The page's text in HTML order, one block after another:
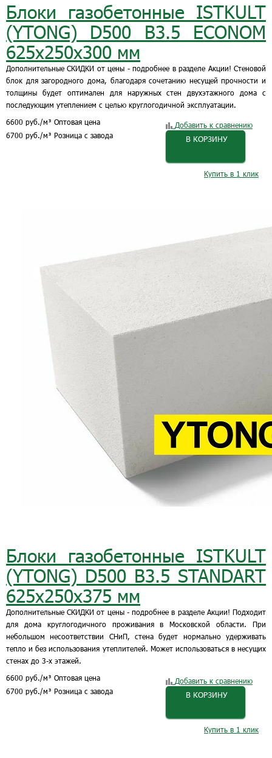
Блоки газобетонные ISTKULT
(YTONG) D500 B3.5 ECONOM
625х250х300 мм
Дополнительные СКИДКИ от цены - подробнее в разделе Акции! Стеновой
блок для загородного дома, благодаря сочетанию несущей прочности и
толщины будет оптимален для наружных стен двухэтажного дома с
последующим утеплением с целью круглогодичной эксплуатации.
6600 руб./м³ Оптовая цена
6700 руб./м³ Розница с завода
Добавить к сравнению
В КОРЗИНУ
Купить в 1 клик
Блоки газобетонные ISTKULT
(YTONG) D500 B3.5 STANDART
625х250х375 мм
Дополнительные СКИДКИ от цены - подробнее в разделе Акции! Подходит
для дома круглогодичного проживания в Московской области. При
небольшом несоответствии СНиП, стена будет нормально удерживать
тепло и без использования утеплителей. Может использоваться в несущих
стенах до 3-х этажей.
6600 руб./м³ Оптовая цена
6700 руб./м³ Розница с завода
Добавить к сравнению
В КОРЗИНУ
Купить в 1 клик